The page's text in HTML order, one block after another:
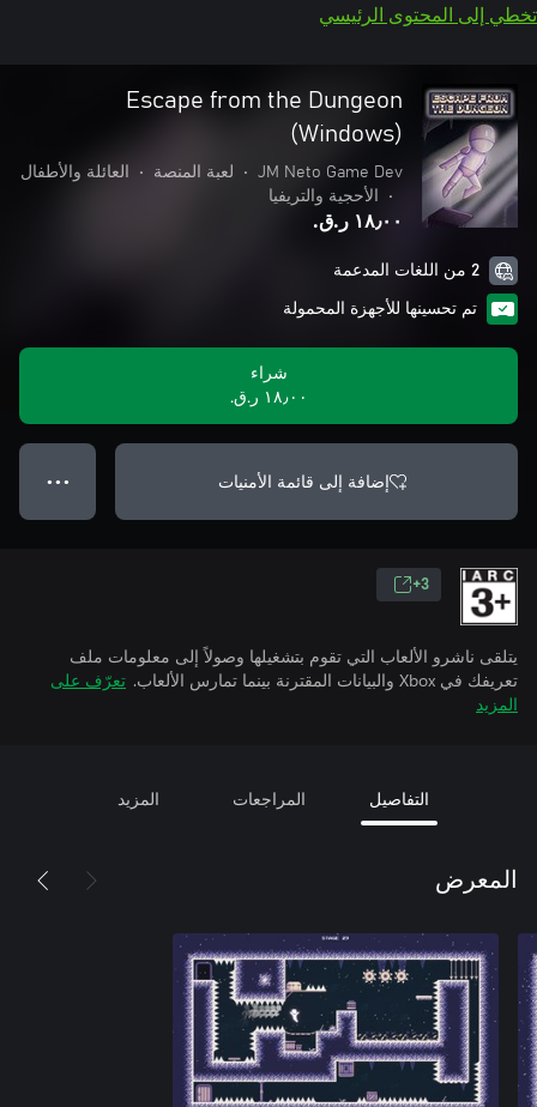
تخطي إلى المحتوى الرئيسي
Escape from the Dungeon
(Windows)
JM Neto Game Dev
• لعبة المنصة •
العائلة والأطفال
•
الأحجية والتريفيا
١٨٫٠٠ ر.ق.‏
2 من اللغات المدعمة
تم تحسينها للأجهزة المحمولة
شراء
١٨٫٠٠ ر.ق.‏
إضافة إلى قائمة الأمنيات ● ● ●
3+
يتلقى ناشرو الألعاب التي تقوم بتشغيلها وصولاً إلى معلومات ملف
تعريفك في Xbox والبيانات المقترنة بينما تمارس الألعاب.
تعرّف على
المزيد
التفاصيل المراجعات المزيد
المعرض